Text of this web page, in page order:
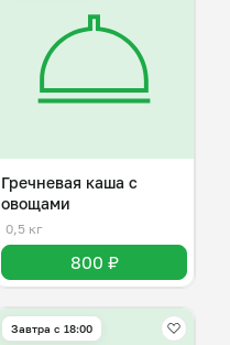
Гречневая каша с
овощами
0,5 кг
800 ₽
Завтра c 18:00